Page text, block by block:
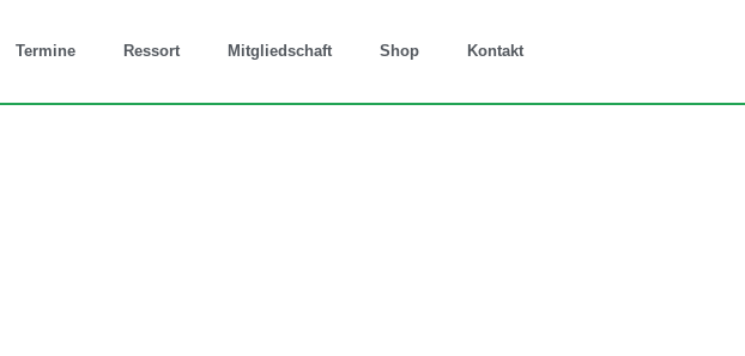
Termine Ressort Mitgliedschaft Shop Kontakt